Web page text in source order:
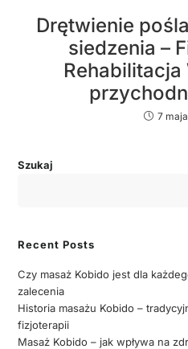
Drętwienie
siedzenia –
Rehabilitacja
7
Szukaj
Recent Posts
Czy masaż Kobido jest dla
zalecenia
Historia masażu Kobido –
fizjoterapii
Masaż Kobido – jak wpływa na